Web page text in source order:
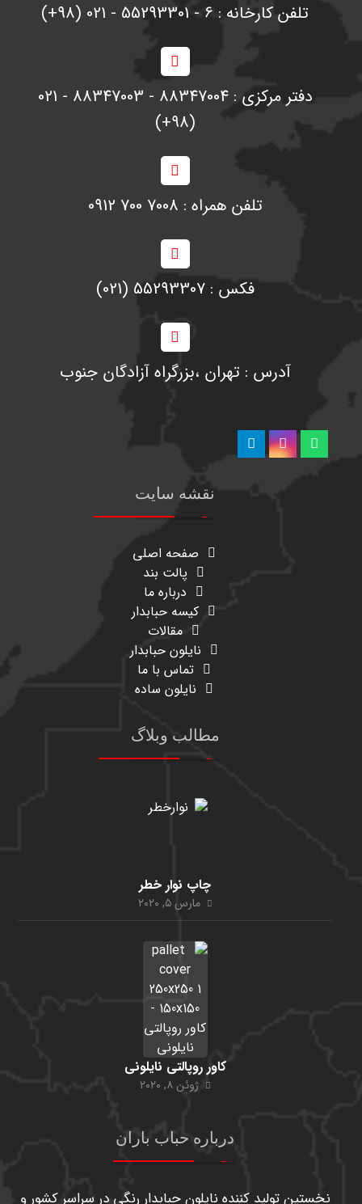
تلفن کارخانه : 6 - 55293301 - 021 (98+)
دفتر مرکزی : 88347004 - 88347003 - 021
(98+)
تلفن همراه : 7008 700 0912
فکس : 55293307 (021)
آدرس : تهران ،‌بزرگراه آزادگان جنوب
نقشه سایت
صفحه اصلی
پالت بند
درباره ما
کیسه حبابدار
مقالات
نایلون حبابدار
تماس با ما
نایلون ساده
مطالب وبلاگ
چاپ نوار خطر
مارس ۵, ۲۰۲۰
کاور روپالتی نایلونی
ژوئن ۸, ۲۰۲۰
درباره حباب باران
نخستین تولید کننده نایلون حبابدار رنگی در سراسر کشور و